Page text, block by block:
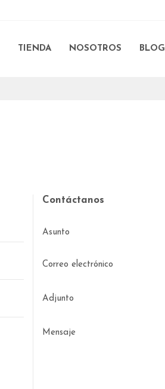
TIENDA NOSOTROS BLOG
Contáctanos
Asunto
Correo electrónico
Adjunto
Mensaje